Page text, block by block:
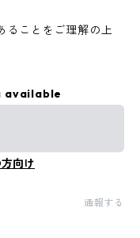
ることをご理解の上
available
向け
通報する